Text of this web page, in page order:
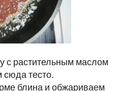
с растительным маслом
тесто.
блина и обжариваем